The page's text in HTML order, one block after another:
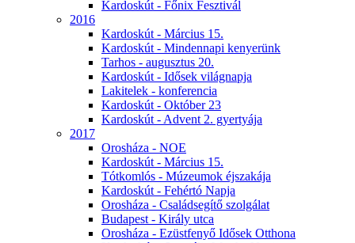
Kardoskút - Főnix Fesztivál
2016
Kardoskút - Március 15.
Kardoskút - Mindennapi kenyerünk
Tarhos - augusztus 20.
Kardoskút - Idősek világnapja
Lakitelek - konferencia
Kardoskút - Október 23
Kardoskút - Advent 2. gyertyája
2017
Orosháza - NOE
Kardoskút - Március 15.
Tótkomlós - Múzeumok éjszakája
Kardoskút - Fehértó Napja
Orosháza - Családsegítő szolgálat
Budapest - Király utca
Orosháza - Ezüstfenyő Idősek Otthona